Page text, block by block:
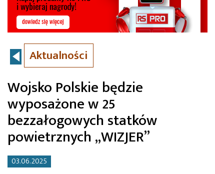
Aktualności
Wojsko Polskie będzie
wyposażone w 25
bezzałogowych statków
powietrznych „WIZJER”
03.06.2025